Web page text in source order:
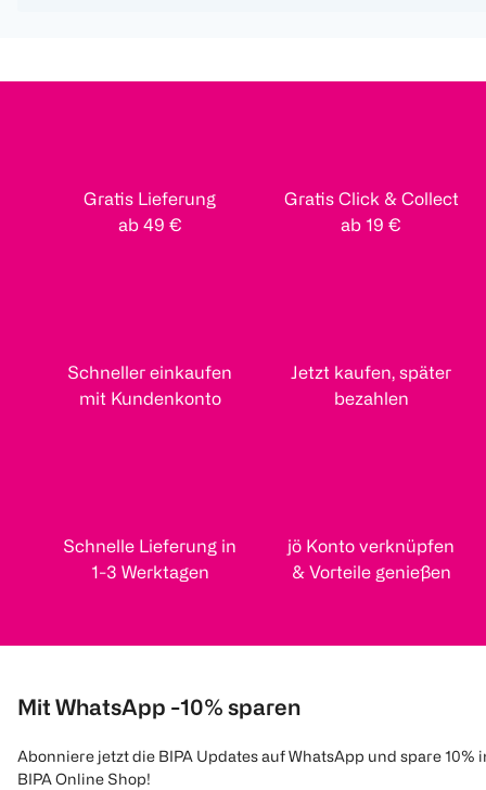
Gratis Lieferung
ab 49 €
Gratis Click & Collect
ab 19 €
Schneller einkaufen
mit Kundenkonto
Jetzt kaufen, später
bezahlen
Schnelle Lieferung in
1-3 Werktagen
jö Konto verknüpfen
& Vorteile genießen
Mit WhatsApp -10% sparen
Abonniere jetzt die BIPA Updates auf WhatsApp und spare 10%
BIPA Online Shop!